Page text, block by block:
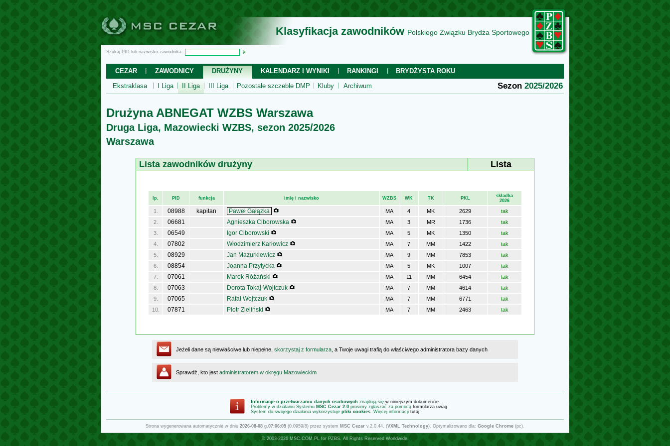
Klasyfikacja zawodników Polskiego Związku Brydża Sportowego
Szukaj PID lub nazwisko zawodnika:
CEZAR ZAWODNICY DRUŻYNY KALENDARZ I WYNIKI RANKINGI
BRYDŻYSTA ROKU
Ekstraklasa
I Liga II Liga III Liga Pozostałe szczeble DMP Kluby Archiwum Sezon 2025/2026
Drużyna ABNEGAT WZBS Warszawa
Druga Liga, Mazowiecki WZBS, sezon 2025/2026
Warszawa
Lista zawodników drużyny Lista
lp. PID funkcja imię i nazwisko WZBS WK TK PKL
składka
2026
1. 08988 kapitan Paweł Gałązka MA 4 MK 2629
tak
2.
06681 Agnieszka Ciborowska MA 3 MR 1736
tak
3.
06549 Igor Ciborowski MA 5 MK 1350
tak
4.
07802 Włodzimierz Karłowicz MA 7 MM 1422
tak
5.
08929 Jan Mazurkiewicz MA 9 MM 7853
tak
6.
08854 Joanna Przytycka MA 5 MK 1007
tak
7.
07061 Marek Różański MA 11 MM 6454
tak
8.
07063 Dorota Tokaj-Wojtczuk MA 7 MM 4614
tak
9.
07065 Rafał Wojtczuk MA 7 MM 6771
tak
10.
07871 Piotr Zieliński MA 7 MM 2463 tak
Jeżeli dane są niewłaściwe lub niepełne, skorzystaj z formularza , a Twoje uwagi trafią do właściwego administratora bazy danych
Sprawdź, kto jest administratorem w okręgu Mazowieckim
Informacje o przetwarzaniu danych osobowych znajdują się w niniejszym dokumencie.
Problemy w działaniu Systemu MSC Cezar 2.0 prosimy zgłaszać za pomocą formularza uwag.
System do swojego działania wykorzystuje pliki cookies. Więcej informacji tutaj.
Strona wygenerowana automatycznie w dniu 2026-08-08 g.07:06:05 (0.0959/8) przez system MSC Cezar v.2.0.44. (VXML Technology). Optymalizowano dla: Google Chrome (pc).
© 2003-2026 MSC.COM.PLfor PZBS. All Rights Reserved Worldwide.